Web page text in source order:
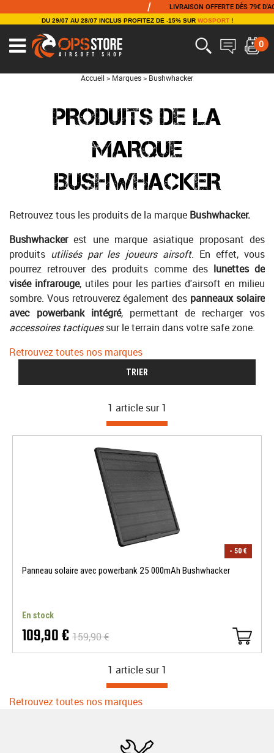
LIVRAISON OFFERTE DÈS 79€
DU 29/07 AU 28/07 INCLUS PROFITEZ DE -15% SUR WOSPORT!
0
Accueil > Marques > Bushwhacker
PRODUITS DE LA
MARQUE
BUSHWHACKER
Retrouvez tous les produits de la marque Bushwhacker.
Bushwhackerest une marque asiatique proposant des
produits utilisés par les joueurs airsoft. En effet, vous
pourrez retrouver des produits comme deslunettes de
visée infrarouge, utiles pour les parties d'airsoft en milieu
sombre. Vous retrouverez également des panneaux solaire
avec powerbank intégré, permettant de recharger vos
accessoires tactiquessur le terrain dans votre safe zone.
Retrouvez toutes nos marques
TRIER
1 article sur 1
- 50 €
Panneau solaire avec powerbank 25 000mAh Bushwhacker
En stock
109,90 € 159,90 €
1 article sur 1
Retrouvez toutes nos marques